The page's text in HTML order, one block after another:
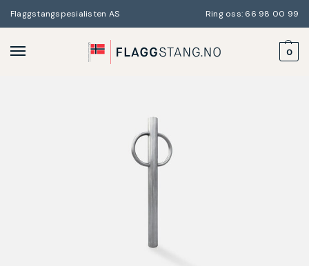
Flaggstangspesialisten AS Ring oss: 66 98 00 99
0